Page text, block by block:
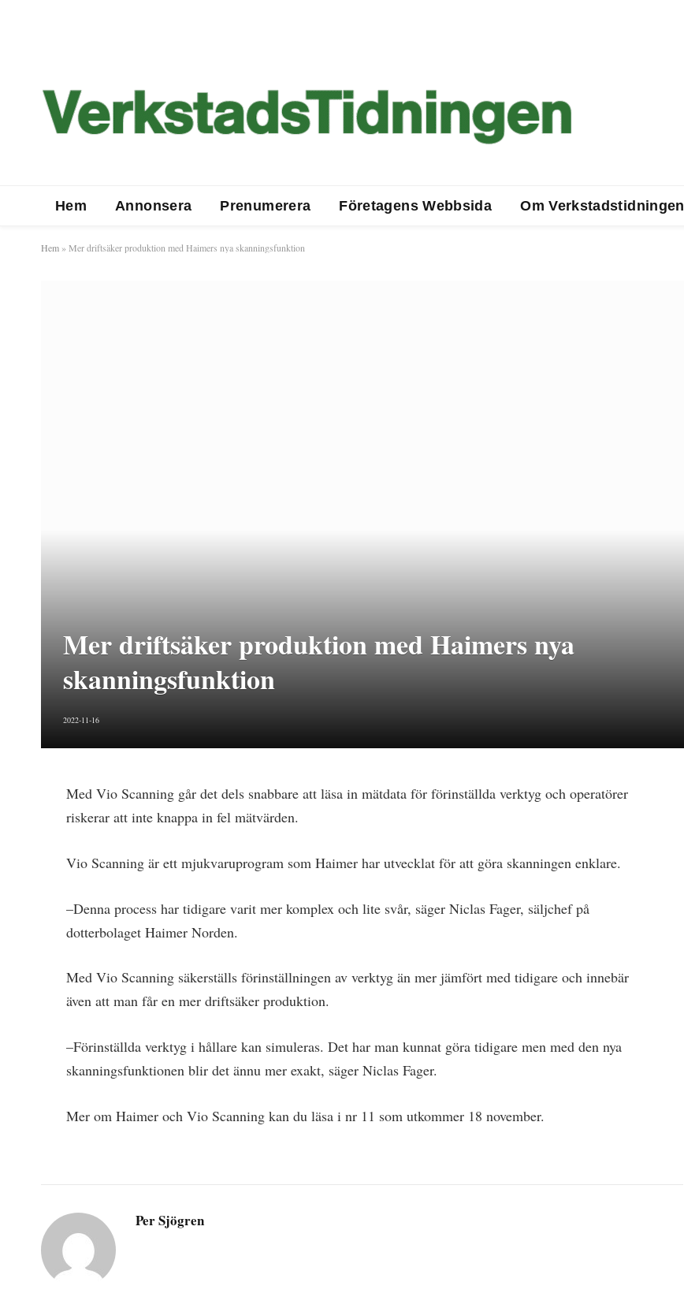
Hem Annonsera Prenumerera Företagens Webbsida Om Verkstadstidningen
Hem » Mer driftsäker produktion med Haimers nya skanningsfunktion
Mer driftsäker produktion med Haimers nya
skanningsfunktion
2022-11-16
Med Vio Scanning går det dels snabbare att läsa in mätdata för förinställda verktyg och operatörer
riskerar att inte knappa in fel mätvärden.
Vio Scanning är ett mjukvaruprogram som Haimer har utvecklat för att göra skanningen enklare.
–Denna process har tidigare varit mer komplex och lite svår, säger Niclas Fager, säljchef på
dotterbolaget Haimer Norden.
Med Vio Scanning säkerställs förinställningen av verktyg än mer jämfört med tidigare och innebär
även att man får en mer driftsäker produktion.
–Förinställda verktyg i hållare kan simuleras. Det har man kunnat göra tidigare men med den nya
skanningsfunktionen blir det ännu mer exakt, säger Niclas Fager.
Mer om Haimer och Vio Scanning kan du läsa i nr 11 som utkommer 18 november.
Per Sjögren